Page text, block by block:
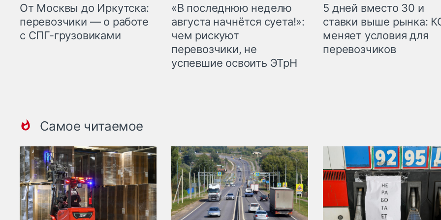
От Москвы до Иркутска:
перевозчики — о работе
с СПГ-грузовиками
«В последнюю неделю
августа начнётся суета!»:
чем рискуют
перевозчики, не
успевшие освоить ЭТрН
5 дней вместо 30 и
ставки выше рынка:
меняет условия для
перевозчиков
Самое читаемое